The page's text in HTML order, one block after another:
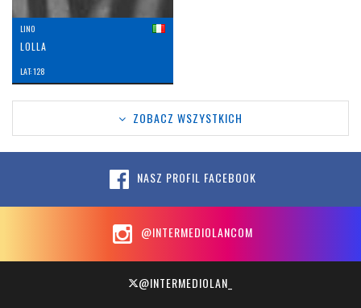
LINO
LOLLA
LAT: 128
ZOBACZ WSZYSTKICH
NASZ PROFIL FACEBOOK
@INTERMEDIOLANCOM
@INTERMEDIOLAN_